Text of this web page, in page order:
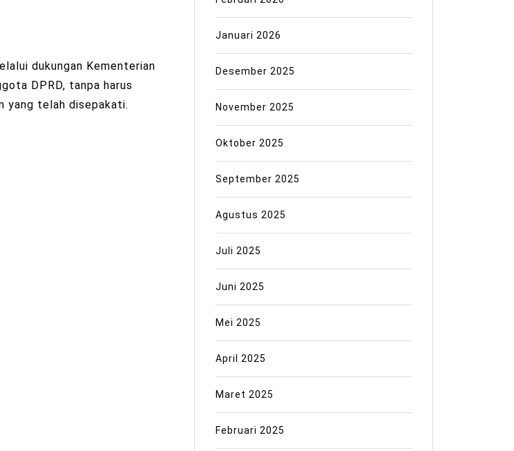
dukungan Kementerian
DPRD, tanpa harus
yang telah disepakati.
Januari 2026
Desember 2025
November 2025
Oktober 2025
September 2025
Agustus 2025
Juli 2025
Juni 2025
Mei 2025
April 2025
Maret 2025
Februari 2025